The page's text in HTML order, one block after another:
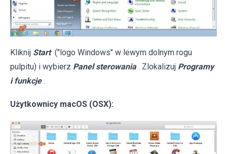
Kliknij Start ("logo Windows" w lewym dolnym rogu
pulpitu) i wybierz Panel sterowania . Zlokalizuj Programy
i funkcje .
Użytkownicy macOS (OSX):